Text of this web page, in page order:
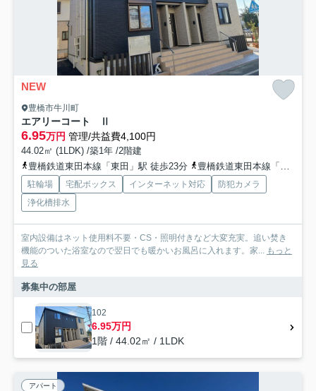
NEW
豊橋市牛川町
エアリーコート Ⅱ
6.95万円 管理/共益費4,100円
44.02㎡ (1LDK) /築1年 /2階建
豊橋鉄道東田本線「東田」駅 徒歩23分
豊橋鉄道東田本線「競輪場前」駅 徒歩23分
駐輪場 宅配ボックス インターネット対応
防犯カメラ
浄化槽排水
室内設備はネット使用料不要・CS・照明付きなど大変充実。追い焚き
機能のついた浴室なので翌日でも暖かいお風呂に入れます。家... もっと
見る
募集中の部屋
102
6.95万円
1階 / 44.02㎡ / 1LDK
アパート